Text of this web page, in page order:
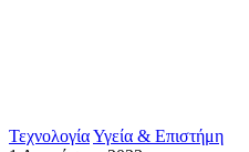
ΤεχνολογίαΥγεία & Επιστήμη